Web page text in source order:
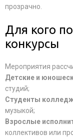
прозрачно.
Для кого
конкурсы
Мероприятия
Детские и
студий;
Студенты
музыкой;
Взрослые
коллективов или